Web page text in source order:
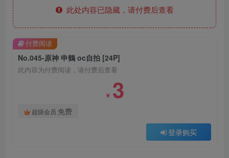
此处内容已隐藏，请付费后查看
No.045-原神 申鶴 oc自拍 [24P]
此内容为付费阅读，请付费后查看
￥ 3
超级会员 免费
登录购买
付费阅读